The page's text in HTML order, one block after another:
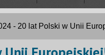
- 20 lat Polski w Unii